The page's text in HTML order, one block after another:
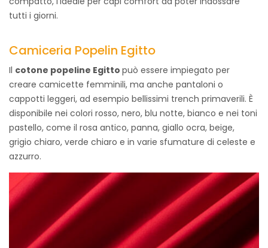
tutti i giorni.
Camiceria Popelin Egitto
Il cotone popeline Egitto può essere impiegato per
creare camicette femminili, ma anche pantaloni o
cappotti leggeri, ad esempio bellissimi trench primaverili. È
disponibile nei colori rosso, nero, blu notte, bianco e nei toni
pastello, come il rosa antico, panna, giallo ocra, beige,
grigio chiaro, verde chiaro e in varie sfumature di celeste e
azzurro.